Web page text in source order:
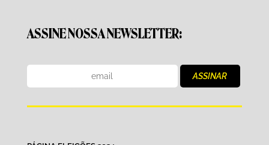
ASSINE NOSSA NEWSLETTER: